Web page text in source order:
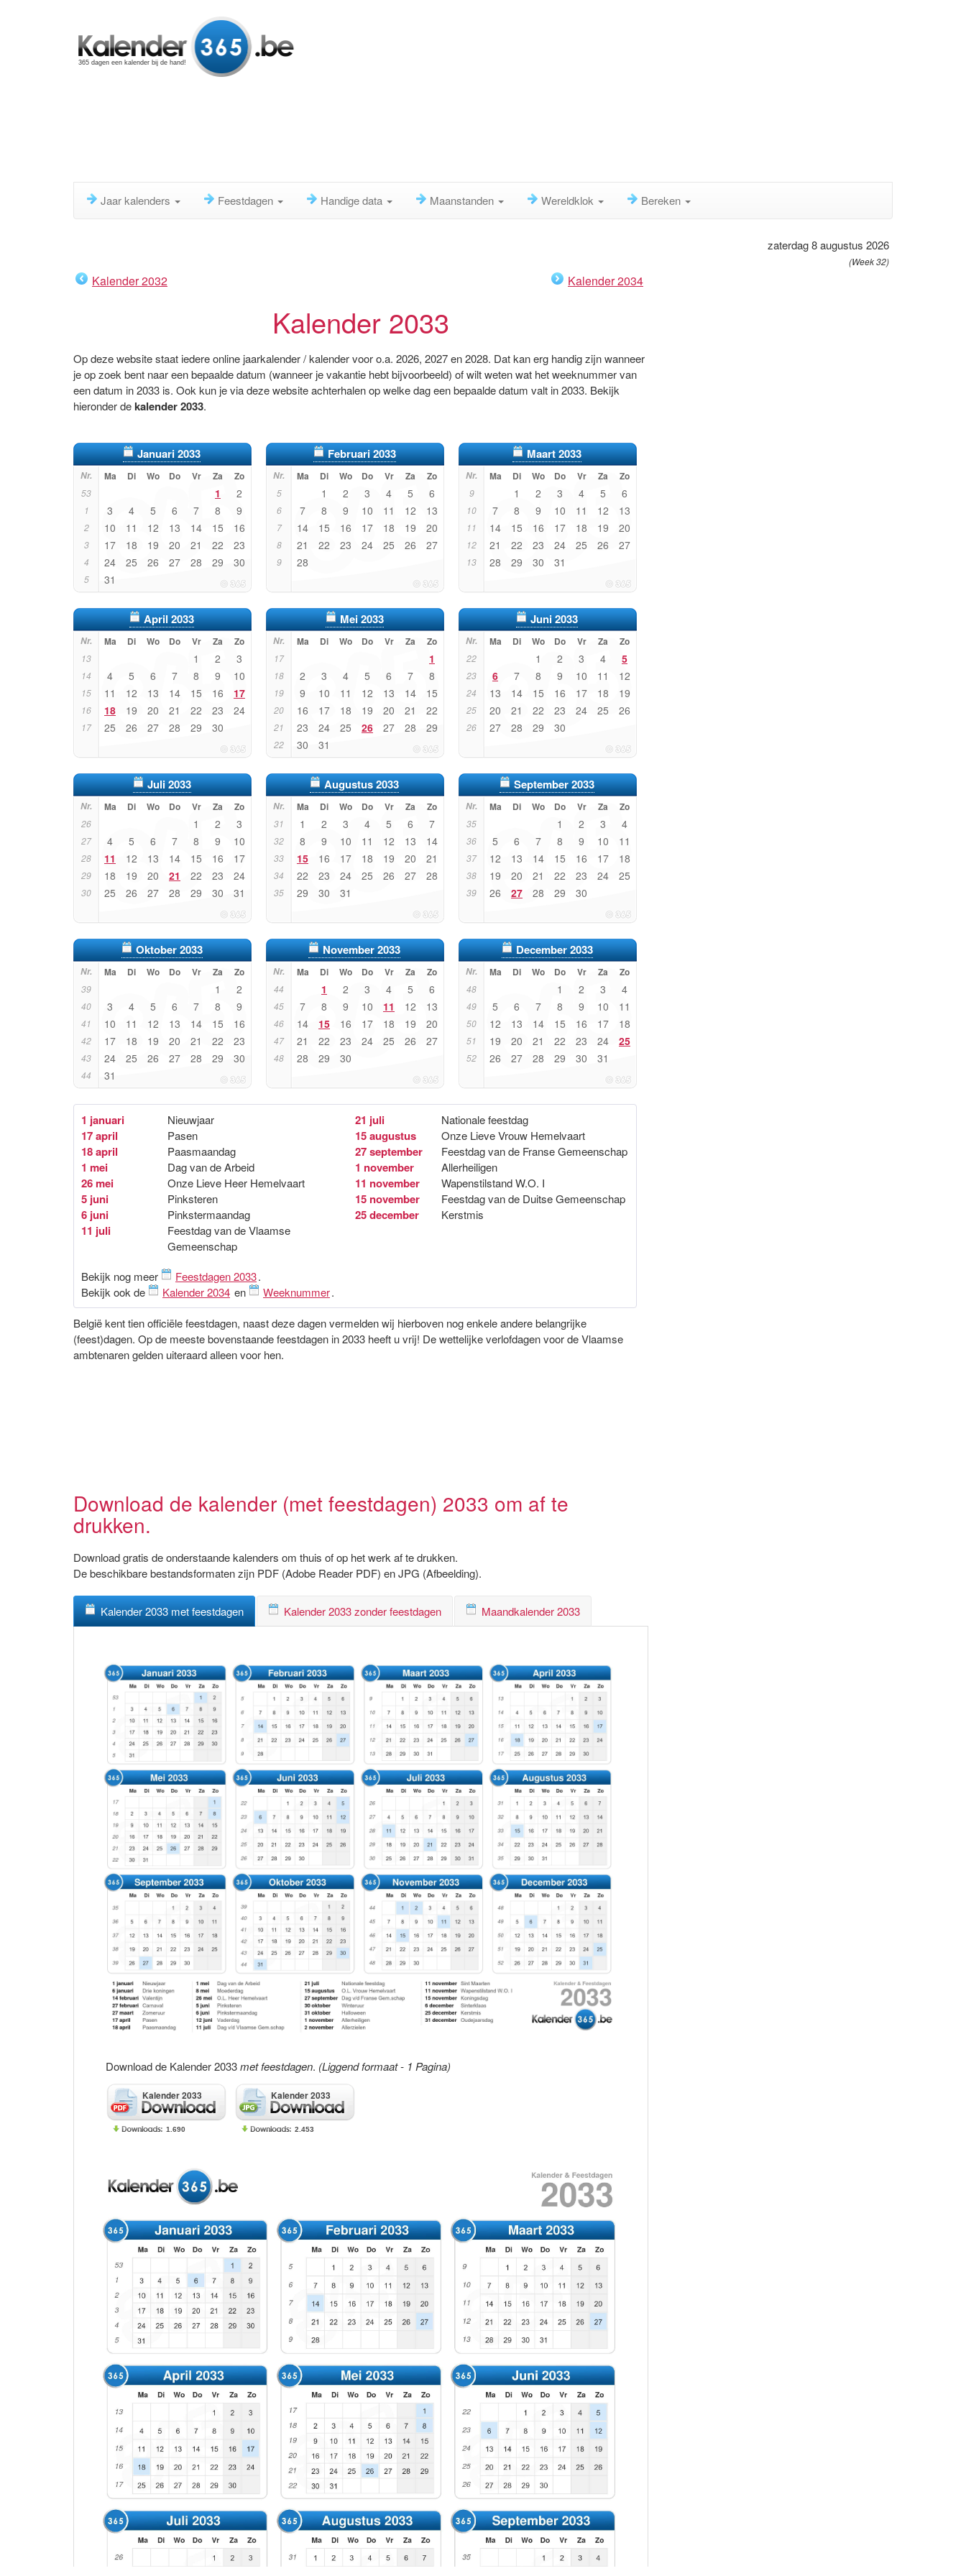
365 dagen een kalender bij de hand!
Jaar kalenders Feestdagen Handige data Maanstanden Wereldklok Bereken
zaterdag 8 augustus 2026
(Week 32)
Kalender 2032 Kalender 2034
Kalender 2033
Op deze website staat iedere online jaarkalender / kalender voor o.a. 2026, 2027 en 2028. Dat kan erg handig zijn wanneer
je op zoek bent naar een bepaalde datum (wanneer je vakantie hebt bijvoorbeeld) of wilt weten wat het weeknummer van
een datum in 2033 is. Ook kun je via deze website achterhalen op welke dag een bepaalde datum valt in 2033. Bekijk
hieronder dekalender 2033.
Januari 2033
Nr. Ma Di Wo Do Vr Za Zo
53 1 2
1 3 4 5 6 7 8 9
2 10 11 12 13 14 15 16
3 17 18 19 20 21 22 23
4 24 25 26 27 28 29 30
5 31
Februari 2033
Nr. Ma Di Wo Do Vr Za Zo
5 1 2 3 4 5 6
6 7 8 9 10 11 12 13
7 14 15 16 17 18 19 20
8 21 22 23 24 25 26 27
9 28
Maart 2033
Nr. Ma Di Wo Do Vr Za Zo
9 1 2 3 4 5 6
10 7 8 9 10 11 12 13
11 14 15 16 17 18 19 20
12 21 22 23 24 25 26 27
13 28 29 30 31
April 2033
Nr. Ma Di Wo Do Vr Za Zo
13 1 2 3
14 4 5 6 7 8 9 10
15 11 12 13 14 15 16 17
16 18 19 20 21 22 23 24
17 25 26 27 28 29 30
Mei 2033
Nr. Ma Di Wo Do Vr Za Zo
17 1
18 2 3 4 5 6 7 8
19 9 10 11 12 13 14 15
20 16 17 18 19 20 21 22
21 23 24 25 26 27 28 29
22 30 31
Juni 2033
Nr. Ma Di Wo Do Vr Za Zo
22 1 2 3 4 5
23 6 7 8 9 10 11 12
24 13 14 15 16 17 18 19
25 20 21 22 23 24 25 26
26 27 28 29 30
Juli 2033
Nr. Ma Di Wo Do Vr Za Zo
26 1 2 3
27 4 5 6 7 8 9 10
28 11 12 13 14 15 16 17
29 18 19 20 21 22 23 24
30 25 26 27 28 29 30 31
Augustus 2033
Nr. Ma Di Wo Do Vr Za Zo
31 1 2 3 4 5 6 7
32 8 9 10 11 12 13 14
33 15 16 17 18 19 20 21
34 22 23 24 25 26 27 28
35 29 30 31
September 2033
Nr. Ma Di Wo Do Vr Za Zo
35 1 2 3 4
36 5 6 7 8 9 10 11
37 12 13 14 15 16 17 18
38 19 20 21 22 23 24 25
39 26 27 28 29 30
Oktober 2033
Nr. Ma Di Wo Do Vr Za Zo
39 1 2
40 3 4 5 6 7 8 9
41 10 11 12 13 14 15 16
42 17 18 19 20 21 22 23
43 24 25 26 27 28 29 30
44 31
November 2033
Nr. Ma Di Wo Do Vr Za Zo
44 1 2 3 4 5 6
45 7 8 9 10 11 12 13
46 14 15 16 17 18 19 20
47 21 22 23 24 25 26 27
48 28 29 30
December 2033
Nr. Ma Di Wo Do Vr Za Zo
48 1 2 3 4
49 5 6 7 8 9 10 11
50 12 13 14 15 16 17 18
51 19 20 21 22 23 24 25
52 26 27 28 29 30 31
1 januari Nieuwjaar
17 april Pasen
18 april Paasmaandag
1 mei Dag van de Arbeid
26 mei Onze Lieve Heer Hemelvaart
5 juni Pinksteren
6 juni Pinkstermaandag
11 juli
Feestdag van de Vlaamse
Gemeenschap
21 juli Nationale feestdag
15 augustus Onze Lieve Vrouw Hemelvaart
27 september Feestdag van de Franse Gemeenschap
1 november Allerheiligen
11 november Wapenstilstand W.O. I
15 november Feestdag van de Duitse Gemeenschap
25 december Kerstmis
Bekijk nog meer Feestdagen 2033.
Bekijk ook de
Kalender 2034 en Weeknummer.
België kent tien officiële feestdagen, naast deze dagen vermelden wij hierboven nog enkele andere belangrijke
(feest)dagen. Op de meeste bovenstaande feestdagen in 2033 heeft u vrij! De wettelijke verlofdagen voor de Vlaamse
ambtenaren gelden uiteraard alleen voor hen.
Download de kalender (met feestdagen) 2033 om af te
drukken.
Download gratis de onderstaande kalenders om thuis of op het werk af te drukken.
De beschikbare bestandsformaten zijn PDF (Adobe Reader PDF) en JPG (Afbeelding).
Kalender 2033 met feestdagen Kalender 2033 zonder feestdagen Maandkalender 2033
Download de Kalender 2033met feestdagen. (Liggend formaat - 1 Pagina)
Kalender 2033
1.690
Kalender 2033
2.453